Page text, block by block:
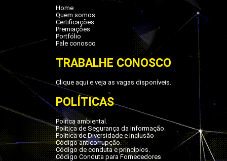
Home
Quem somos
Certificações
Premiações
Portfólio
Fale conosco
TRABALHE CONOSCO
Clique aqui e veja as vagas disponíveis.
POLÍTICAS
Polítca ambiental.
Política de Segurança da Informação.
Politica de Diversidade e Inclusão
Código anticorrupção.
Código de conduta e princípios.
Código Conduta para Fornecedores